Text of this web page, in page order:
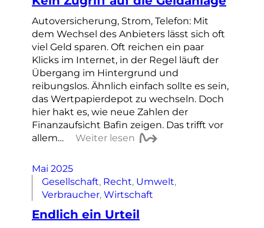
Autoversicherung, Strom, Telefon: Mit
dem Wechsel des Anbieters lässt sich oft
viel Geld sparen. Oft reichen ein paar
Klicks im Internet, in der Regel läuft der
Übergang im Hintergrund und
reibungslos. Ähnlich einfach sollte es sein,
das Wertpapierdepot zu wechseln. Doch
hier hakt es, wie neue Zahlen der
Finanzaufsicht Bafin zeigen. Das trifft vor
allem…
Weiter lesen
Mai 2025
Gesellschaft, Recht, Umwelt
Verbraucher, Wirtschaft
Endlich ein Urteil